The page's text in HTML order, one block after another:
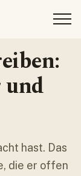
hast. Das
die er offen